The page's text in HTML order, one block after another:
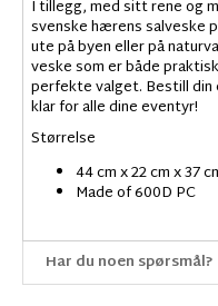
I tillegg, med sitt rene og
svenske hærens salveske
ute på byen eller på
veske som er både
perfekte valget. Bestill din
klar for alle dine eventyr!
Størrelse
44 cm x 22 cm x 37
Made of 600D PC
Har du noen spørsmål?